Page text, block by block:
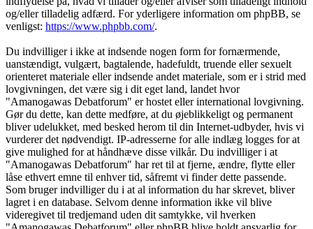
og/eller tilladelig adfærd. For yderligere information om phpBB, se
venligst: https://www.phpbb.com/.
Du indvilliger i ikke at indsende nogen form for fornærmende,
uanstændigt, vulgært, bagtalende, hadefuldt, truende eller sexuelt
orienteret materiale eller indsende andet materiale, som er i strid med
lovgivningen, det være sig i dit eget land, landet hvor
"Amanogawas Debatforum" er hostet eller international lovgivning.
Gør du dette, kan dette medføre, at du øjeblikkeligt og permanent
bliver udelukket, med besked herom til din Internet-udbyder, hvis vi
vurderer det nødvendigt. IP-adresserne for alle indlæg logges for at
give mulighed for at håndhæve disse vilkår. Du indvilliger i at
"Amanogawas Debatforum" har ret til at fjerne, ændre, flytte eller
låse ethvert emne til enhver tid, såfremt vi finder dette passende.
Som bruger indvilliger du i at al information du har skrevet, bliver
lagret i en database. Selvom denne information ikke vil blive
videregivet til tredjemand uden dit samtykke, vil hverken